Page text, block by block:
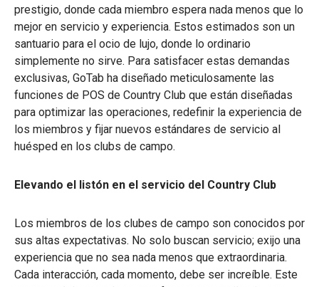
prestigio, donde cada miembro espera nada menos que lo
mejor en servicio y experiencia. Estos estimados son un
santuario para el ocio de lujo, donde lo ordinario
simplemente no sirve. Para satisfacer estas demandas
exclusivas, GoTab ha diseñado meticulosamente las
funciones de POS de Country Club que están diseñadas
para optimizar las operaciones, redefinir la experiencia de
los miembros y fijar nuevos estándares de servicio al
huésped en los clubs de campo.
Elevando el listón en el servicio del Country Club
Los miembros de los clubes de campo son conocidos por
sus altas expectativas. No solo buscan servicio; exijo una
experiencia que no sea nada menos que extraordinaria.
Cada interacción, cada momento, debe ser increíble. Este